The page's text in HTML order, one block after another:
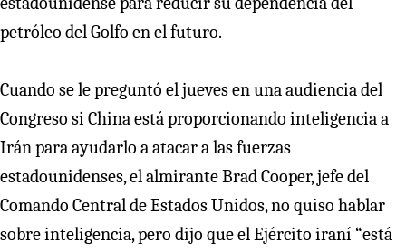
petróleo del Golfo en el futuro.
Cuando se le preguntó el jueves en una audiencia del
Congreso si China está proporcionando inteligencia a
Irán para ayudarlo a atacar a las fuerzas
estadounidenses, el almirante Brad Cooper, jefe del
Comando Central de Estados Unidos, no quiso hablar
sobre inteligencia, pero dijo que el Ejército iraní “está